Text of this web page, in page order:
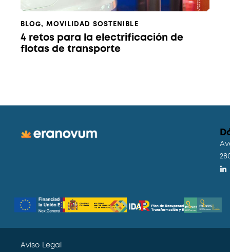
BLOG, MOVILIDAD SOSTENIBLE
4 retos para la electrificación de
flotas de transporte
Aviso Legal